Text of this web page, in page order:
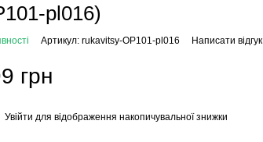
pl016)
Артикул: rukavitsy-OP101-pl016 Написати відгук
грн
Увійти для відображення накопичувальної знижки